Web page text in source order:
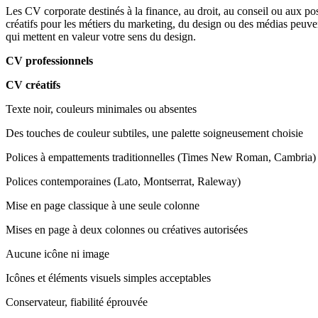
Les CV corporate destinés à la finance, au droit, au conseil ou aux
créatifs pour les métiers du marketing, du design ou des médias
qui mettent en valeur votre sens du design.
CV professionnels
CV créatifs
Texte noir, couleurs minimales ou absentes
Des touches de couleur subtiles, une palette soigneusement choisie
Polices à empattements traditionnelles (Times New Roman, Cambria)
Polices contemporaines (Lato, Montserrat, Raleway)
Mise en page classique à une seule colonne
Mises en page à deux colonnes ou créatives autorisées
Aucune icône ni image
Icônes et éléments visuels simples acceptables
Conservateur, fiabilité éprouvée